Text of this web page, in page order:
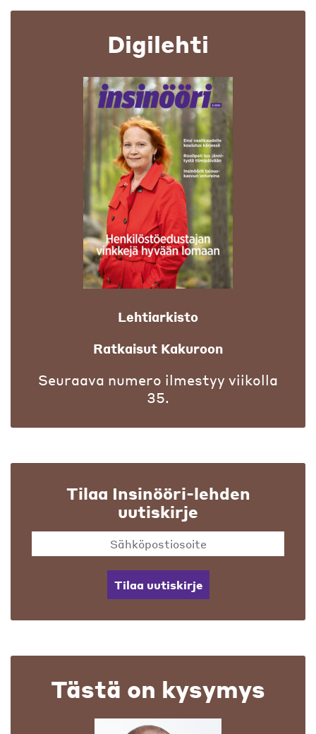
Digilehti
Lehtiarkisto
Ratkaisut Kakuroon
Seuraava numero ilmestyy viikolla
35.
Tilaa Insinööri-lehden
uutiskirje
Tilaa uutiskirje
Tästä on kysymys